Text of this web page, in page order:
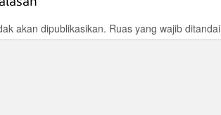
akan dipublikasikan. Ruas yang wajib ditandai